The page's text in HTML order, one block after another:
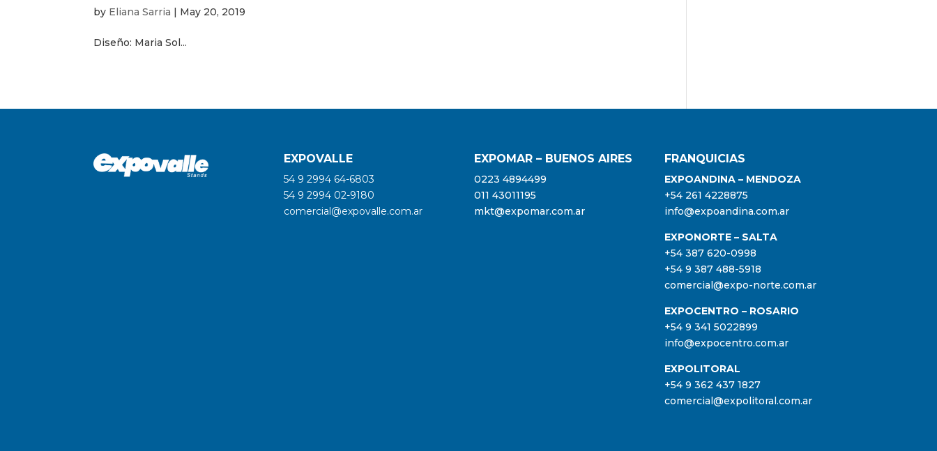
by Eliana Sarria | May 20, 2019
Diseño: Maria Sol...
EXPOVALLE
54 9 2994 64-6803
54 9 2994 02-9180
comercial@expovalle.com.ar
EXPOMAR – BUENOS AIRES
0223 4894499
011 43011195
mkt@expomar.com.ar
FRANQUICIAS
EXPOANDINA – MENDOZA
+54 261 4228875
info@expoandina.com.ar
EXPONORTE – SALTA
+54 387 620-0998
+54 9 387 488-5918
comercial@expo-norte.com.ar
EXPOCENTRO – ROSARIO
+54 9 341 5022899
info@expocentro.com.ar
EXPOLITORAL
+54 9 362 437 1827
comercial@expolitoral.com.ar